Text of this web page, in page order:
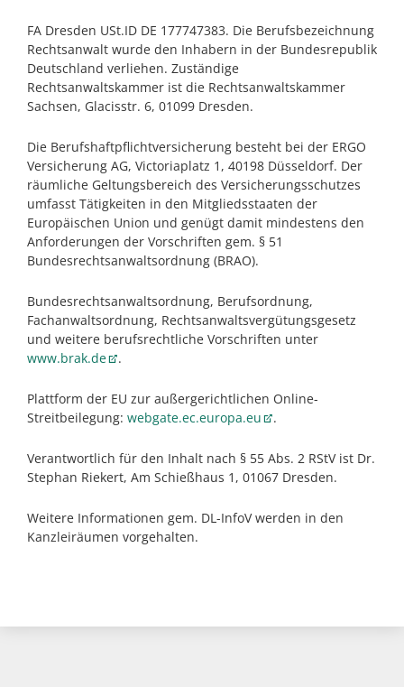
FA Dresden USt.ID DE 177747383. Die Berufsbezeichnung
Rechtsanwalt wurde den Inhabern in der Bundesrepublik
Deutschland verliehen. Zuständige
Rechtsanwaltskammer ist die Rechtsanwaltskammer
Sachsen, Glacisstr. 6, 01099 Dresden.
Die Berufshaftpflichtversicherung besteht bei der ERGO
Versicherung AG, Victoriaplatz 1, 40198 Düsseldorf. Der
räumliche Geltungsbereich des Versicherungsschutzes
umfasst Tätigkeiten in den Mitgliedsstaaten der
Europäischen Union und genügt damit mindestens den
Anforderungen der Vorschriften gem. § 51
Bundesrechtsanwaltsordnung (BRAO).
Bundesrechtsanwaltsordnung, Berufsordnung,
Fachanwaltsordnung, Rechtsanwaltsvergütungsgesetz
und weitere berufsrechtliche Vorschriften unter
www.brak.de
.
Plattform der EU zur außergerichtlichen Online-
Streitbeilegung: webgate.ec.europa.eu .
Verantwortlich für den Inhalt nach § 55 Abs. 2 RStV ist Dr.
Stephan Riekert, Am Schießhaus 1, 01067 Dresden.
Weitere Informationen gem. DL-InfoV werden in den
Kanzleiräumen vorgehalten.